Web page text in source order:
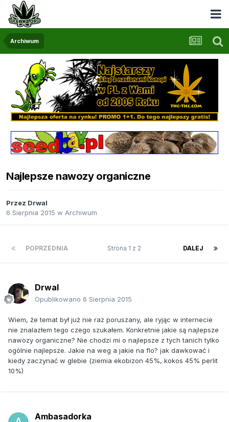
Archiwum
Najlepsze nawozy organiczne
Przez Drwal
6 Sierpnia 2015 w Archiwum
POPRZEDNIA DALEJ
Strona 1 z 2
Drwal
Opublikowano 6 Sierpnia 2015
Wiem, że temat był już nie raz poruszany, ale ryjąc w internecie
nie znalazłem tego czego szukałem. Konkretnie jakie są najlepsze
nawozy organiczne? Nie chodzi mi o najlepsze z tych tanich tylko
ogólnie najlepsze. Jakie na weg a jakie na flo? jak dawkować i
kiedy zaczynać w glebie (ziemia ekobizon 45%, kokos 45% perlit
10%)
Ambasadorka